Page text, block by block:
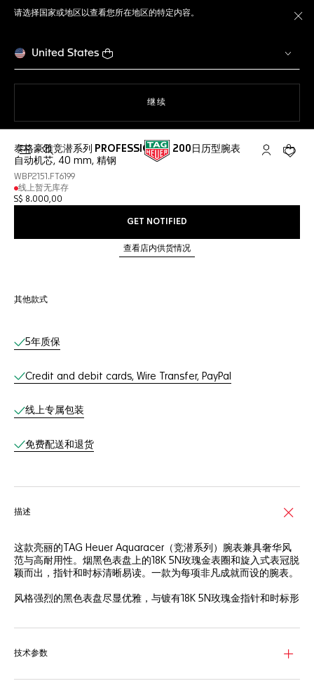
请选择国家或地区以查看您所在地区的特定内容。
United States
继续
打开搜索 My TAG您的
泰格豪雅竞潜系列 PROFESSIONAL 200日历型腕表
自动机芯, 40 mm, 精钢
WBP2151.FT6199
线上暂无库存
S$ 8.000,00
GET NOTIFIED
查看店内供货情况
其他款式
线上服务
5年质保
Credit and debit cards, Wire Transfer, PayPal
线上专属包装
免费配送和退货
描述
这款亮丽的TAG Heuer Aquaracer（竞潜系列）腕表兼具奢华风
范与高耐用性。烟黑色表盘上的18K 5N玫瑰金表圈和旋入式表冠脱
颖而出，指针和时标清晰易读。一款为每项非凡成就而设的腕表。
风格强烈的黑色表盘尽显优雅，与镀有18K 5N玫瑰金指针和时标形
坚固耐用，展现非凡魅力。
技术参数